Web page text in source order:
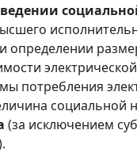
потребления
социальной
(за исключением